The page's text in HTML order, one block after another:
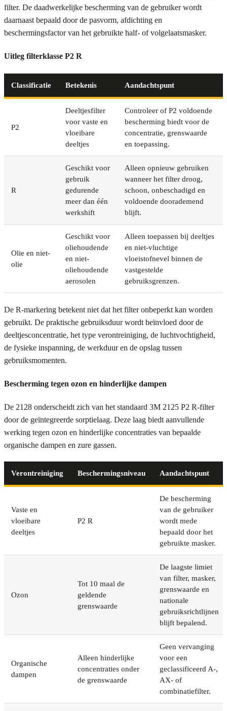
filter. De daadwerkelijke bescherming van de gebruiker wordt
daarnaast bepaald door de pasvorm, afdichting en
beschermingsfactor van het gebruikte half- of volgelaatsmasker.
Uitleg filterklasse P2 R
Classificatie Betekenis Aandachtspunt
P2
Deeltjesfilter
voor vaste en
vloeibare
deeltjes
Controleer of P2 voldoende
bescherming biedt voor de
concentratie, grenswaarde
en toepassing.
R
Geschikt voor
gebruik
gedurende
meer dan één
werkshift
Alleen opnieuw gebruiken
wanneer het filter droog,
schoon, onbeschadigd en
voldoende doorademend
blijft.
Olie en niet-
olie
Geschikt voor
oliehoudende
en niet-
oliehoudende
aerosolen
Alleen toepassen bij deeltjes
en niet-vluchtige
vloeistofnevel binnen de
vastgestelde
gebruiksgrenzen.
De R-markering betekent niet dat het filter onbeperkt kan worden
gebruikt. De praktische gebruiksduur wordt beïnvloed door de
deeltjesconcentratie, het type verontreiniging, de luchtvochtigheid,
de fysieke inspanning, de werkduur en de opslag tussen
gebruiksmomenten.
Bescherming tegen ozon en hinderlijke dampen
De 2128 onderscheidt zich van het standaard 3M 2125 P2 R-filter
door de geïntegreerde sorptielaag. Deze laag biedt aanvullende
werking tegen ozon en hinderlijke concentraties van bepaalde
organische dampen en zure gassen.
Verontreiniging Beschermingsniveau Aandachtspunt
Vaste en
vloeibare
deeltjes
P2 R
De bescherming
van de gebruiker
wordt mede
bepaald door het
gebruikte masker.
Ozon
Tot 10 maal de
geldende
grenswaarde
De laagste limiet
van filter, masker,
grenswaarde en
nationale
gebruiksrichtlijnen
blijft bepalend.
Organische
dampen
Alleen hinderlijke
concentraties onder
de grenswaarde
Geen vervanging
voor een
geclassificeerd A-,
AX- of
combinatiefilter.